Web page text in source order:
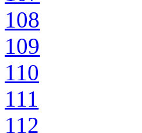
108
109
110
111
112